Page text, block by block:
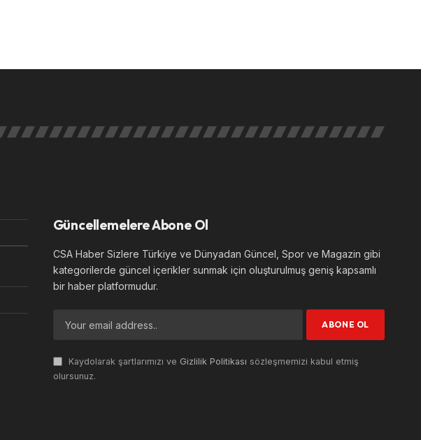
Güncellemelere Abone Ol
CSA Haber Sizlere Türkiye ve Dünyadan Güncel, Spor ve Magazin gibi
kategorilerde güncel içerikler sunmak için oluşturulmuş geniş kapsamlı
bir haber platformudur.
Kaydolarak şartlarımızı ve Gizlilik Politikası sözleşmemizi kabul etmiş
olursunuz.